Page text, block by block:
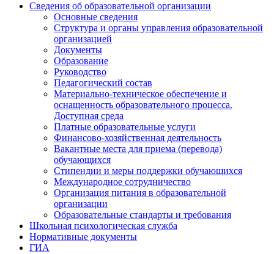
Сведения об образовательной организации
Основные сведения
Структура и органы управления образовательной
организацией
Документы
Образование
Руководство
Педагогический состав
Материально-техническое обеспечение и
оснащенность образовательного процесса.
Доступная среда
Платные образовательные услуги
Финансово-хозяйственная деятельность
Вакантные места для приема (перевода)
обучающихся
Стипендии и меры поддержки обучающихся
Международное сотрудничество
Организация питания в образовательной
организации
Образовательные стандарты и требования
Школьная психологическая служба
Нормативные документы
ГИА